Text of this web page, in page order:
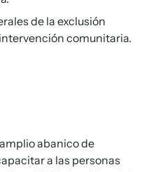
de la exclusión
comunitaria.
abanico de
a las personas